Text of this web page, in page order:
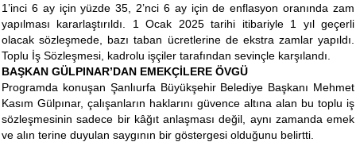
1’inci 6 ay için yüzde 35, 2’nci 6 ay için de enflasyon oranında zam
yapılması kararlaştırıldı. 1 Ocak 2025 tarihi itibariyle 1 yıl geçerli
olacak sözleşmede, bazı taban ücretlerine de ekstra zamlar yapıldı.
Toplu İş Sözleşmesi, kadrolu işçiler tarafından sevinçle karşılandı.
BAŞKAN GÜLPINAR’DAN EMEKÇİLERE ÖVGÜ
Programda konuşan Şanlıurfa Büyükşehir Belediye Başkanı Mehmet
Kasım Gülpınar, çalışanların haklarını güvence altına alan bu toplu iş
sözleşmesinin sadece bir kâğıt anlaşması değil, aynı zamanda emek
ve alın terine duyulan saygının bir göstergesi olduğunu belirtti.